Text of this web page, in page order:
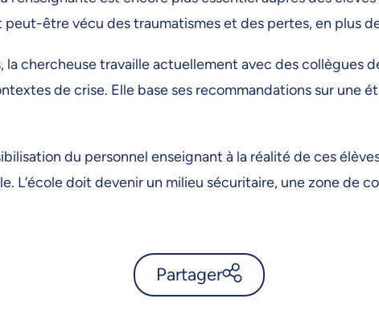
être vécu des traumatismes et des pertes, en plus
la chercheuse travaille actuellement avec des collègues
de crise. Elle base ses recommandations sur une
du personnel enseignant à la réalité de ces
L’école doit devenir un milieu sécuritaire, une zone de
Partager